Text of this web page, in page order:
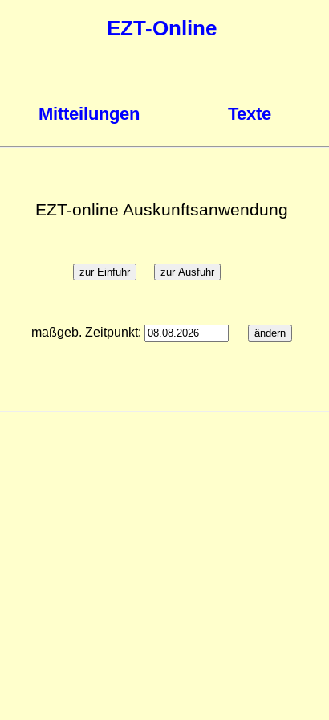
EZT-Online
Mitteilungen Texte
EZT-online Auskunftsanwendung
maßgeb. Zeitpunkt: